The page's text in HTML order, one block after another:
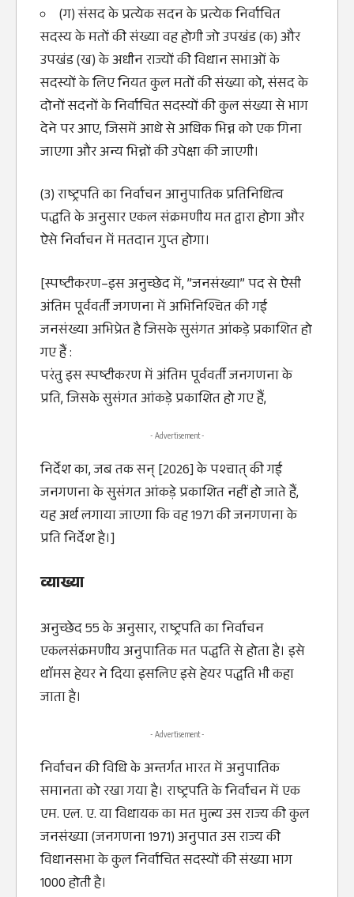
(ग) संसद के प्रत्येक सदन के प्रत्येक निर्वाचित
सदस्य के मतों की संख्‍या वह होगी जो उपखंड (क) और
उपखंड (ख) के अधीन राज्यों की विधान सभाओं के
सदस्यों के लिए नियत कुल मतों की संख्‍या को, संसद के
दोनों सदनों के निर्वाचित सदस्यों की कुल संख्‍या से भाग
देने पर आए, जिसमें आधे से अधिक भिन्न को एक गिना
जाएगा और अन्य भिन्नों की उपेक्षा की जाएगी।
(3) राष्ट्रपति का निर्वाचन आनुपातिक प्रतिनिधित्व
पद्धति के अनुसार एकल संक्रमणीय मत द्वारा होगा और
ऐसे निर्वाचन में मतदान गुप्त होगा।
[स्पष्टीकरण–इस अनुच्छेद में, ”जनसंख्‍या” पद से ऐसी
अंतिम पूर्ववर्ती जगणना में अभिनिश्चित की गई
जनसंख्‍या अभिप्रेत है जिसके सुसंगत आंकड़े प्रकाशित हो
गए हैं :
परंतु इस स्पष्टीकरण में अंतिम पूर्ववर्ती जनगणना के
प्रति, जिसके सुसंगत आंकड़े प्रकाशित हो गए हैं,
- Advertisement -
निर्देश का, जब तक सन्‌ [2026] के पश्चात्‌ की गई
जनगणना के सुसंगत आंकड़े प्रकाशित नहीं हो जाते हैं,
यह अर्थ लगाया जाएगा कि वह 1971 की जनगणना के
प्रति निर्देश है।]
व्याख्या
अनुच्छेद 55 के अनुसार, राष्ट्रपति का निर्वाचन
एकलसंक्रमणीय अनुपातिक मत पद्धति से होता है। इसे
थाॅमस हेयर ने दिया इसलिए इसे हेयर पद्धति भी कहा
जाता है।
- Advertisement -
निर्वाचन की विधि के अन्तर्गत भारत में अनुपातिक
समानता को रखा गया है। राष्ट्रपति के निर्वाचन में एक
एम. एल. ए. या विधायक का मत मुल्य उस राज्य की कुल
जनसंख्या (जनगणना 1971) अनुपात उस राज्य की
विधानसभा के कुल निर्वाचित सदस्यों की संख्या भाग
1000 होती है।